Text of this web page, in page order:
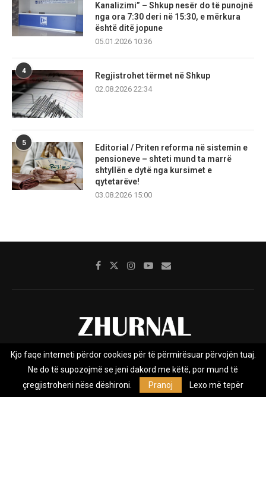
Kanalizimi” – Shkup nesër do të punojnë
nga ora 7:30 deri në 15:30, e mërkura
është ditë jopune
05.01.2026 10:36
4
Regjistrohet tërmet në Shkup
02.08.2026 22:34
5
Editorial / Priten reforma në sistemin e
pensioneve – shteti mund ta marrë
shtyllën e dytë nga kursimet e
qytetarëve!
03.08.2026 15:00
Rreth nesh Impresumi Marketing
Privacy Policy
Zhurnal.mk është Agjenci e Lajmeve e pavarur, e themeluar në vitin
Kjo faqe interneti përdor cookies për të përmirësuar përvojën tuaj.
Ne do të supozojmë se jeni dakord me këtë, por mund të
çregjistroheni nëse dëshironi.
Pranoj Lexo më tepër